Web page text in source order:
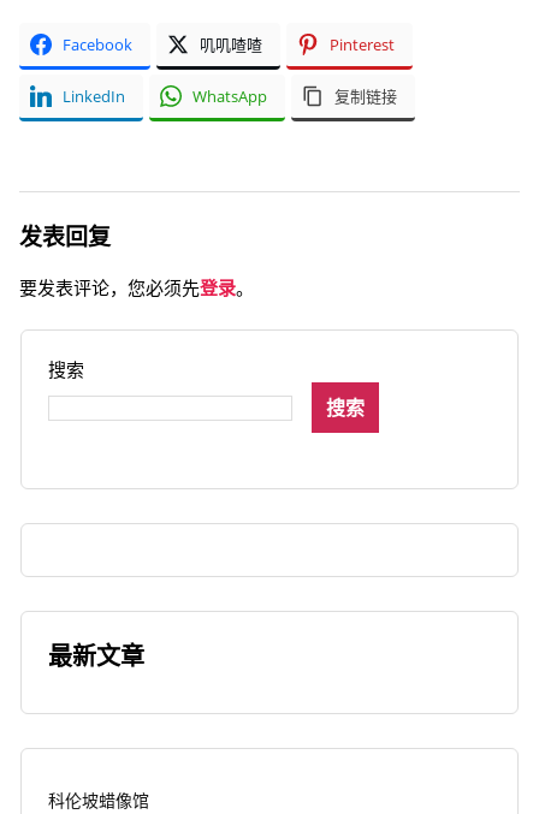
Facebook 叽叽喳喳 Pinterest
LinkedIn WhatsApp 复制链接
发表回复
要发表评论，您必须先登录。
搜索
搜索
最新文章
科伦坡蜡像馆